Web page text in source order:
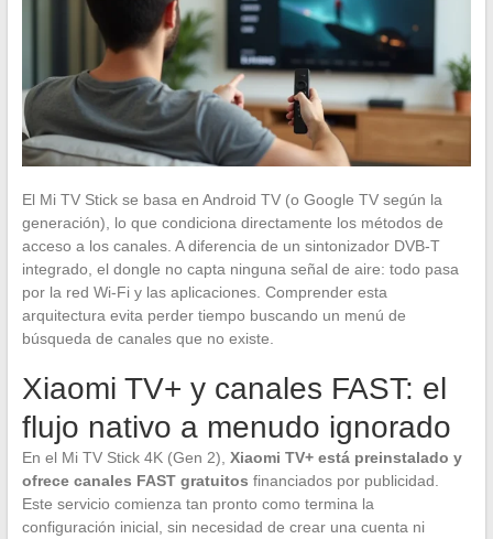
El Mi TV Stick se basa en Android TV (o Google TV según la
generación), lo que condiciona directamente los métodos de
acceso a los canales. A diferencia de un sintonizador DVB-T
integrado, el dongle no capta ninguna señal de aire: todo pasa
por la red Wi-Fi y las aplicaciones. Comprender esta
arquitectura evita perder tiempo buscando un menú de
búsqueda de canales que no existe.
Xiaomi TV+ y canales FAST: el
flujo nativo a menudo ignorado
En el Mi TV Stick 4K (Gen 2), Xiaomi TV+ está preinstalado y
ofrece canales FAST gratuitos financiados por publicidad.
Este servicio comienza tan pronto como termina la
configuración inicial, sin necesidad de crear una cuenta ni